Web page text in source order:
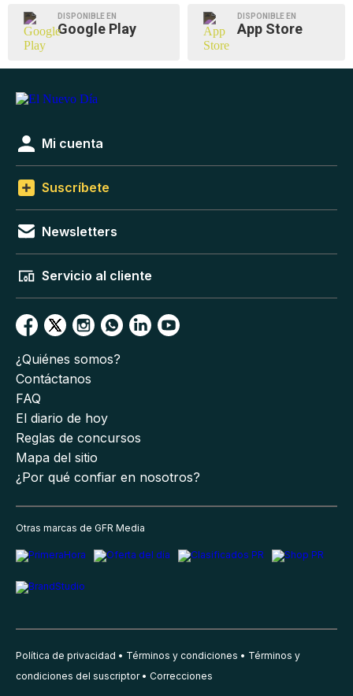
DISPONIBLE EN
Google Play
DISPONIBLE EN
App Store
Mi cuenta
Suscríbete
Newsletters
Servicio al cliente
¿Quiénes somos?
Contáctanos
FAQ
El diario de hoy
Reglas de concursos
Mapa del sitio
¿Por qué confiar en nosotros?
Otras marcas de GFR Media
Política de privacidad Términos y condiciones
Términos y
condiciones del suscriptor
Correcciones